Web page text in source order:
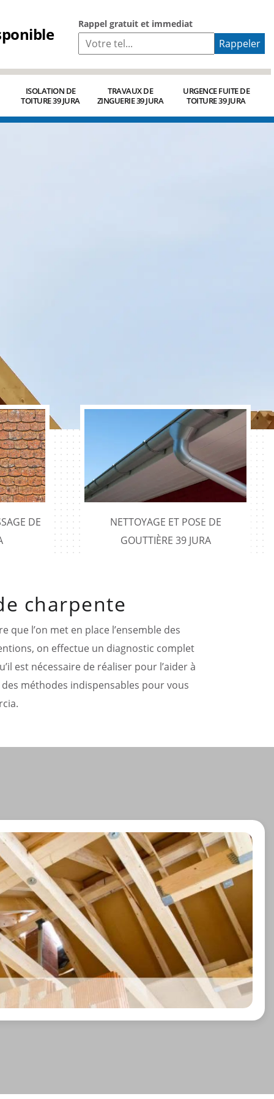
Rappel gratuit et immediat
ISOLATION DE
TOITURE 39 JURA
TRAVAUX DE
ZINGUERIE 39 JURA
URGENCE FUITE DE
TOITURE 39 JURA
DE
NETTOYAGE ET POSE DE
GOUTTIÈRE 39 JURA
charpente
l’on met en place l’ensemble des
on effectue un diagnostic complet
est nécessaire de réaliser pour l’aider à
méthodes indispensables pour vous